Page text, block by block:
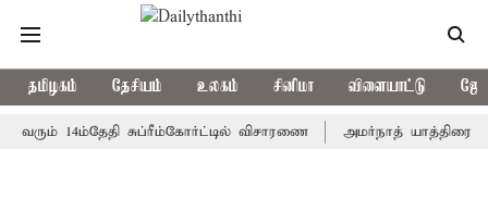
தமிழகம் தேசியம் உலகம் சினிமா விளையாட்டு
வரும் 14ம்தேதி சுப்ரீம்கோர்ட்டில் விசாரணை அமர்நாத் யாத்திரை